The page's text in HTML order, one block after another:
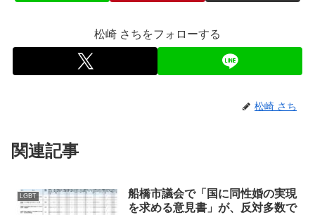
松崎 さちをフォローする
松崎 さち
関連記事
LGBT
船橋市議会で「国に同性婚の実現
を求める意見書」が、反対多数で